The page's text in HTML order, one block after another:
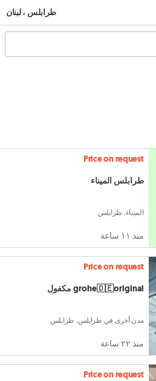
طرابلس ، لبنان
Price on request
طرابلس الميناء
الميناء, طرابلس
منذ ١١ ساعة
Price on request
grohe🇩🇪original مكفول
مدن أخرى في طرابلس, طرابلس
منذ ٢٢ ساعة
Price on request